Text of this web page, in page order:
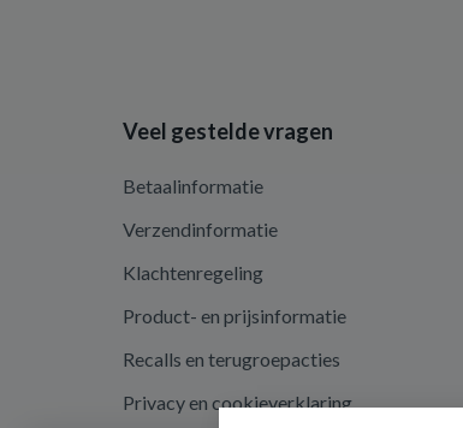
Veel gestelde vragen
Betaalinformatie
Verzendinformatie
Klachtenregeling
Product- en prijsinformatie
Recalls en terugroepacties
Privacy en cookieverklaring